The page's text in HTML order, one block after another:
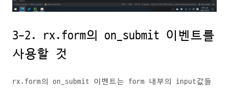
3-2. rx.form의 on_submit 이벤트를
사용할 것
rx.form의 on_submit 이벤트는 form 내부의 input값들